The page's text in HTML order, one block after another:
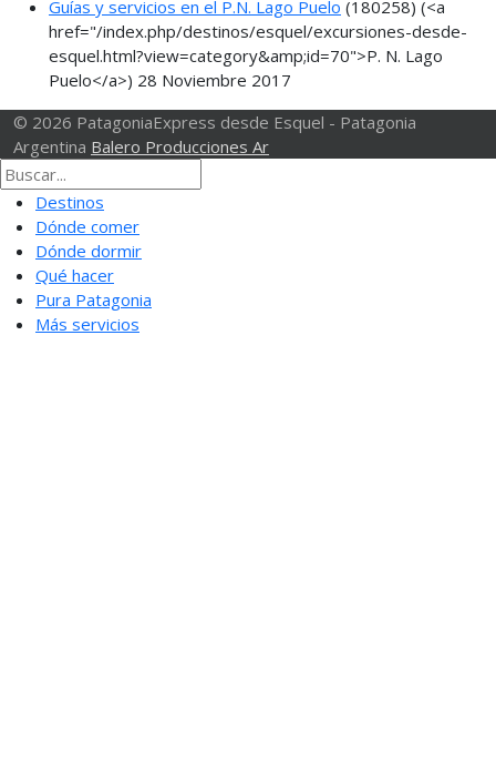
Guías y servicios en el P.N. Lago Puelo (180258) (<a
href="/index.php/destinos/esquel/excursiones-desde-
esquel.html?view=category&amp;id=70">P. N. Lago
Puelo</a>) 28 Noviembre 2017
© 2026 PatagoniaExpress desde Esquel - Patagonia
Argentina Balero Producciones Ar
Destinos
Dónde comer
Dónde dormir
Qué hacer
Pura Patagonia
Más servicios